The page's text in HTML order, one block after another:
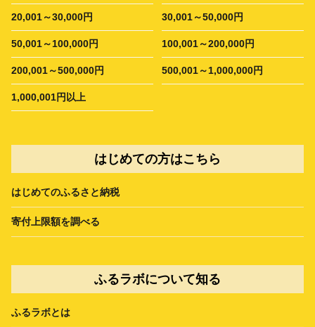
20,001～30,000円 30,001～50,000円
50,001～100,000円 100,001～200,000円
200,001～500,000円 500,001～1,000,000円
1,000,001円以上
はじめての方はこちら
はじめてのふるさと納税
寄付上限額を調べる
ふるラボについて知る
ふるラボとは